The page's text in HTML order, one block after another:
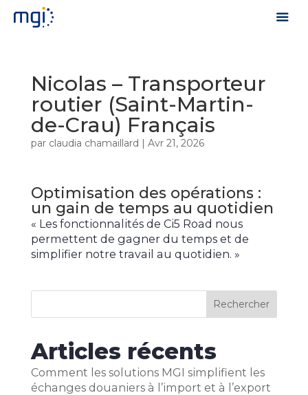
Nicolas – Transporteur
routier (Saint-Martin-
de-Crau) Français
par claudia chamaillard | Avr 21, 2026
Optimisation des opérations :
un gain de temps au quotidien
« Les fonctionnalités de Ci5 Road nous
permettent de gagner du temps et de
simplifier notre travail au quotidien. »
Rechercher
Articles récents
Comment les solutions MGI simplifient les
échanges douaniers à l’import et à l’export